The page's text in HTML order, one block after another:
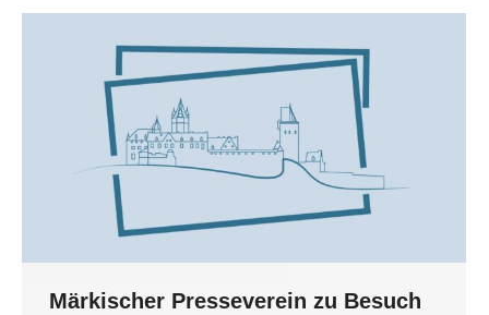
Märkischer Presseverein zu Besuch